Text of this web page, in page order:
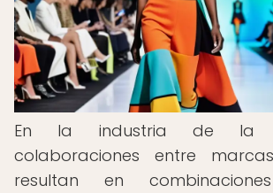
En la industria de la
colaboraciones entre
resultan en